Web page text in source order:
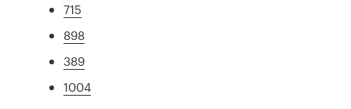
715
898
389
1004